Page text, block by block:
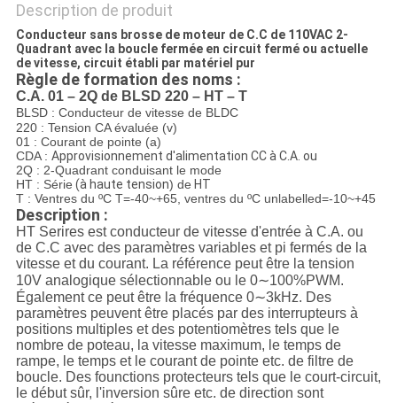
DE
CONFIDENTIALITÉ
Description de produit
Conducteur sans brosse de moteur de C.C de 110VAC 2-
Quadrant avec la boucle fermée en circuit fermé ou actuelle
de vitesse, circuit établi par matériel pur
Règle de formation des noms :
C.A. 01 – 2Q de BLSD 220 – HT – T
BLSD : Conducteur de vitesse de BLDC
220 : Tension CA évaluée (v)
01 : Courant de pointe (a)
CDA : Approvisionnement d'alimentation CC à C.A. ou
2Q : 2-Quadrant conduisant le mode
HT : Série (à haute tension) de HT
T : Ventres du ºC T=-40~+65, ventres du ºC unlabelled=-10~+45
Description :
HT Serires est conducteur de vitesse d'entrée à C.A. ou
de C.C avec des paramètres variables et pi fermés de la
vitesse et du courant. La référence peut être la tension
10V analogique sélectionnable ou le 0∼100%PWM.
Également ce peut être la fréquence 0∼3kHz. Des
paramètres peuvent être placés par des interrupteurs à
positions multiples et des potentiomètres tels que le
nombre de poteau, la vitesse maximum, le temps de
rampe, le temps et le courant de pointe etc. de filtre de
boucle. Des founctions protecteurs tels que le court-circuit,
le début sûr, l'inversion sûre etc. de direction sont